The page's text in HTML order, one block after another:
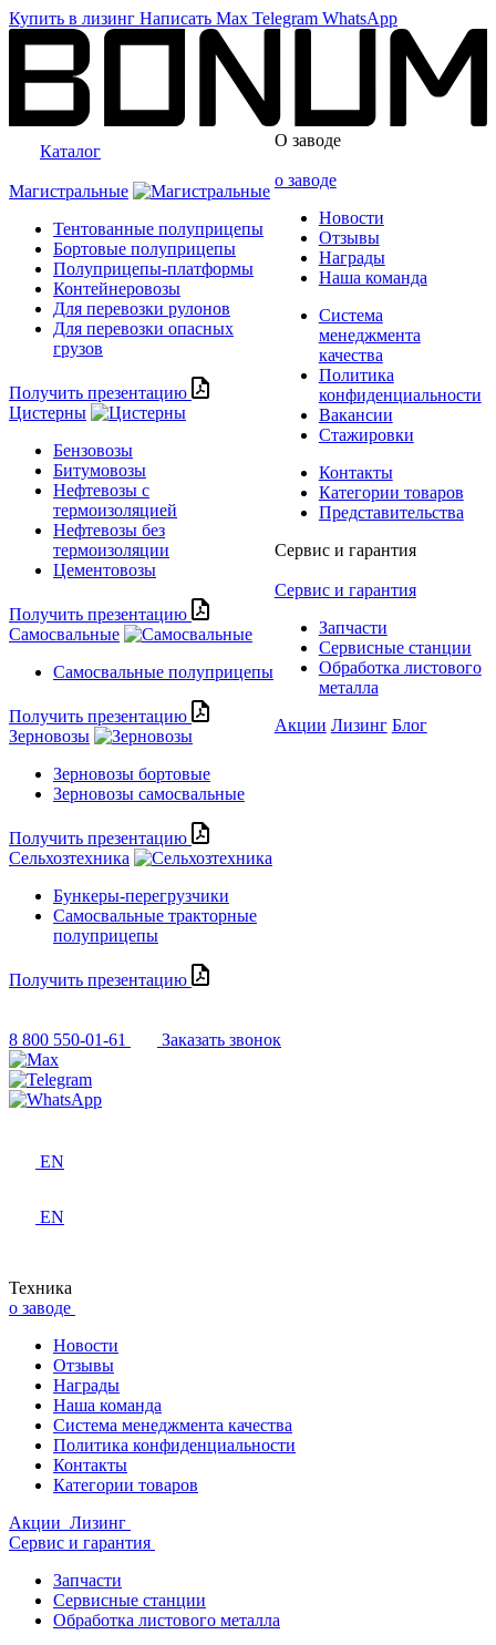
Купить в лизинг Написать Max Telegram WhatsApp
Каталог
Магистральные
Тентованные полуприцепы
Бортовые полуприцепы
Полуприцепы-платформы
Контейнеровозы
Для перевозки рулонов
Для перевозки опасных
грузов
Получить презентацию
Цистерны
Бензовозы
Битумовозы
Нефтевозы с
термоизоляцией
Нефтевозы без
термоизоляции
Цементовозы
Получить презентацию
Самосвальные
Самосвальные полуприцепы
Получить презентацию
Зерновозы
Зерновозы бортовые
Зерновозы самосвальные
Получить презентацию
Сельхозтехника
Бункеры-перегрузчики
Самосвальные тракторные
полуприцепы
Получить презентацию
О заводе
о заводе
Новости
Отзывы
Награды
Наша команда
Система
менеджмента
качества
Политика
конфиденциальности
Вакансии
Стажировки
Контакты
Категории товаров
Представительства
Сервис и гарантия
Сервис и гарантия
Запчасти
Сервисные станции
Обработка листового
металла
Акции Лизинг Блог
8 800 550-01-61 Заказать звонок
EN
EN
Техника
о заводе
Новости
Отзывы
Награды
Наша команда
Система менеджмента качества
Политика конфиденциальности
Контакты
Категории товаров
Акции Лизинг
Сервис и гарантия
Запчасти
Сервисные станции
Обработка листового металла